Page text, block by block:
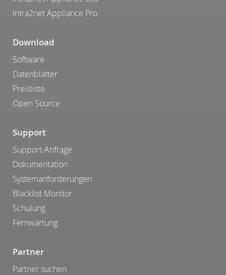
Intra2net Appliance Pro
Download
Software
Datenblätter
Preisliste
Open Source
Support
Support-Anfrage
Dokumentation
Systemanforderungen
Blacklist Monitor
Schulung
Fernwartung
Partner
Partner suchen